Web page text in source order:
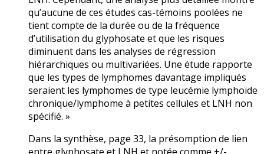
qu’aucune de ces études cas-témoins poolées ne
tient compte de la durée ou de la fréquence
d’utilisation du glyphosate et que les risques
diminuent dans les analyses de régression
hiérarchiques ou multivariées. Une étude rapporte
que les types de lymphomes davantage impliqués
seraient les lymphomes de type leucémie lymphoïde
chronique/lymphome à petites cellules et LNH non
spécifié. »
Dans la synthèse, page 33, la présomption de lien